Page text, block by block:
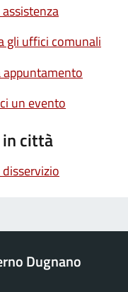
gli uffici comunali
un evento
città
disservizio
Dugnano